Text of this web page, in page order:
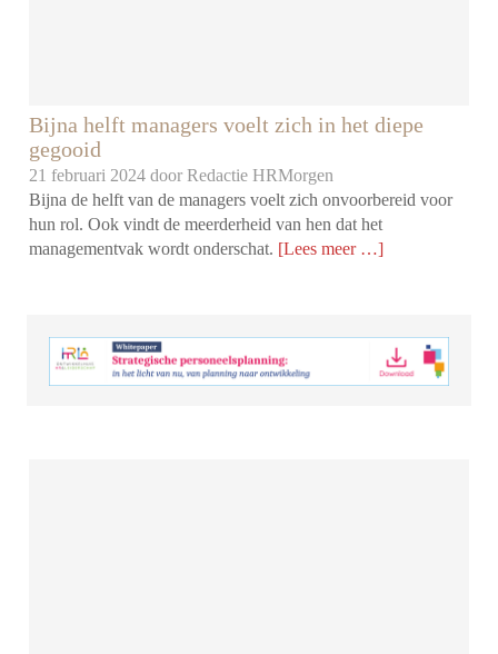
Bijna helft managers voelt zich in het diepe
gegooid
21 februari 2024 doorRedactie HRMorgen
Bijna de helft van de managers voelt zich onvoorbereid voor
hun rol. Ook vindt de meerderheid van hen dat het
managementvak wordt onderschat. [Lees meer …]